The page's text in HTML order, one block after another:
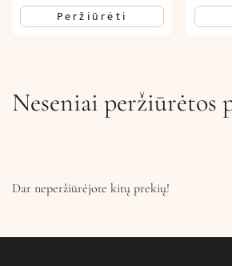
Peržiūrėti
Neseniai peržiūrėtos
Dar neperžiūrėjote kitų prekių!